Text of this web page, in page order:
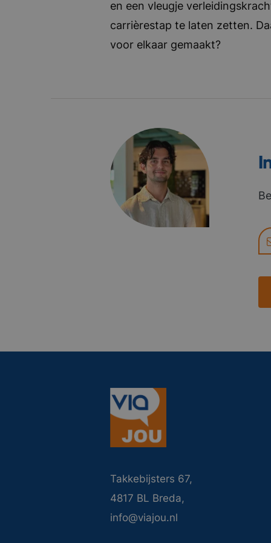
en een vleugje
carrièrestap te laten zetten.
voor elkaar gemaakt?
Takkebijsters 67,
4817 BL Breda,
info@viajou.nl